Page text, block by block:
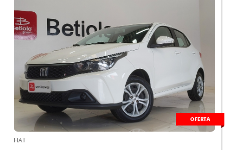
OFERTA
FIAT